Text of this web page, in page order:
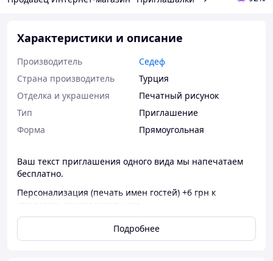
Характеристики и описание
Производитель
Седеф
Страна производитель
Турция
Отделка и украшения
Печатный рисунок
Тип
Приглашение
Форма
Прямоугольная
Ваш текст приглашения одного вида мы напечатаем
бесплатно.
Персонализация (печать имен гостей) +6 грн к
Минимальный заказ - 15 шт.
Вы можете заказать менее 15 шт с доплатой 75 грн к
Подробнее